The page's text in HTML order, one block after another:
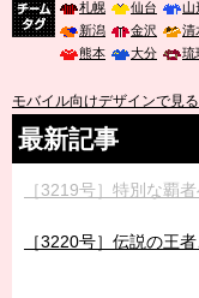
札幌 仙台 山
新潟
金沢 清
熊本
大分 琉
モバイル向けデザインで見る
最新記事
［3219号］特別な覇
［3220号］伝説の王